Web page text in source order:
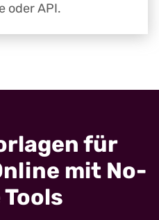
oder API.
für
mit No-
Tools